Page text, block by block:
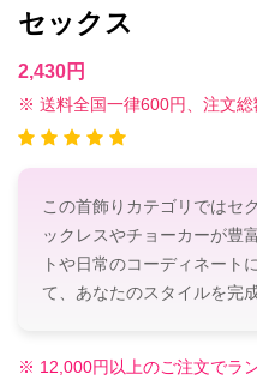
セックス
2,430円
※ 送料全国一律600円、注文
この首飾りカテゴリではセ
ックレスやチョーカーが豊
トや日常のコーディネート
て、あなたのスタイルを完
※ 12,000円以上のご注文でラ